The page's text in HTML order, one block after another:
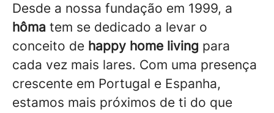
Desde a nossa fundação em 1999, a
hôma tem se dedicado a levar o
conceito de happy home living para
cada vez mais lares. Com uma presença
crescente em Portugal e Espanha,
estamos mais próximos de ti do que